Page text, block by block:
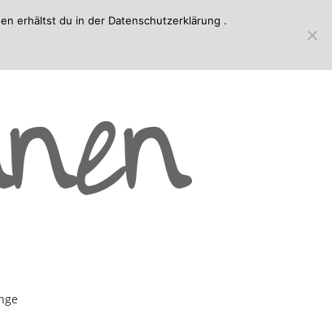
erhältst du in der Datenschutzerklärung .